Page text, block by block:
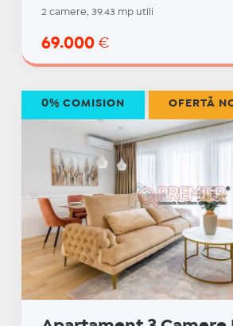
2 camere, 39.43 mp utili
69.000 €
0% COMISION OFERTĂ